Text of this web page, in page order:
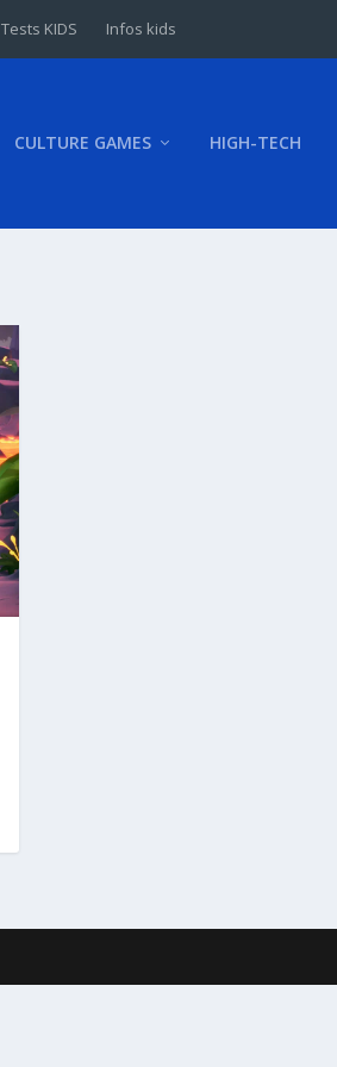
Tests KIDS Infos kids
CULTURE GAMES HIGH-TECH